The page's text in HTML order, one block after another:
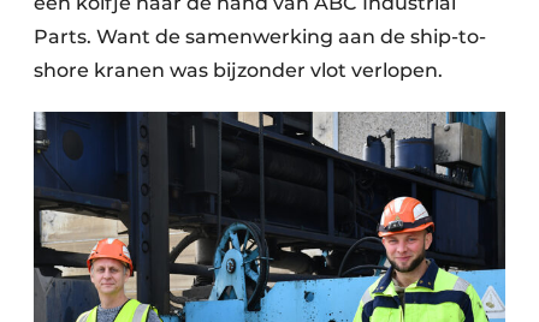
Parts. Want de samenwerking aan de ship-to-
shore kranen was bijzonder vlot verlopen.